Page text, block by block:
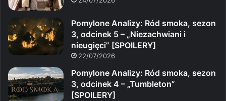
Pomylone Analizy: Ród smoka, sezon
3, odcinek 5 – „Niezachwiani i
nieugięci” [SPOILERY]
22/07/2026
Pomylone Analizy: Ród smoka, sezon
3, odcinek 4 – „Tumbleton”
[SPOILERY]